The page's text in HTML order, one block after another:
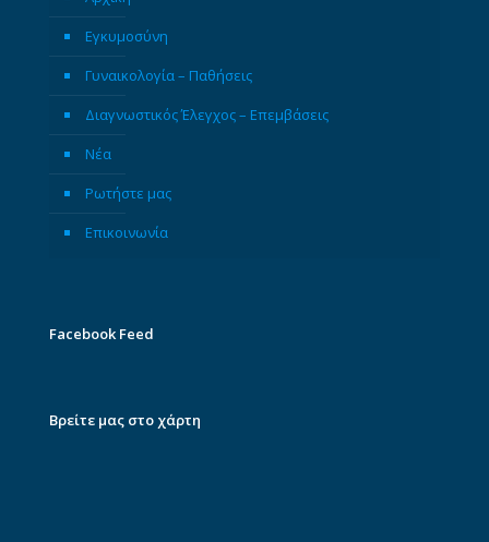
Εγκυμοσύνη
Γυναικολογία – Παθήσεις
Διαγνωστικός Έλεγχος – Επεμβάσεις
Νέα
Ρωτήστε μας
Επικοινωνία
Facebook Feed
Βρείτε μας στο χάρτη